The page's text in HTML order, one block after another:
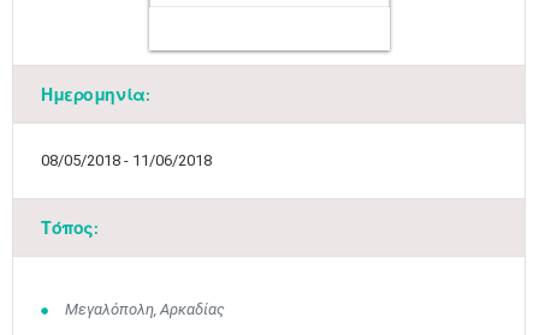
Ημερομηνία:
08/05/2018 - 11/06/2018
Τόπος:
Μεγαλόπολη, Αρκαδίας